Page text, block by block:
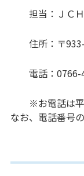
担当：ＪＣＨ
住所：〒933-
電話：0766-
※お電話は平
なお、電話番号